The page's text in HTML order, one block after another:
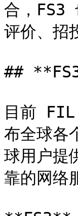
合，FS3
评价、招
##
目前 FIL
布全球各
球用户提
靠的网络